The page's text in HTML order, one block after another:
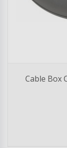
Cable Box